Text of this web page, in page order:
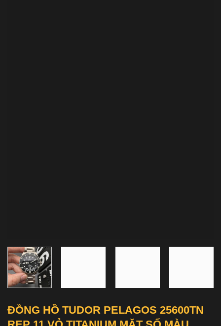
ĐỒNG HỒ TUDOR PELAGOS 25600TN